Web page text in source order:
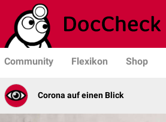
Community Flexikon Shop
Corona auf einen Blick